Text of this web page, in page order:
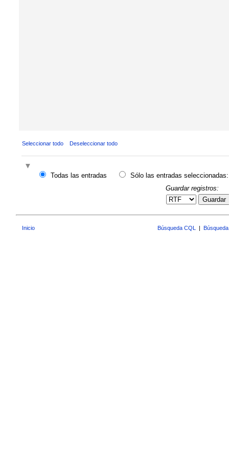
Seleccionar todo Deseleccionar todo
Todas las entradas
Sólo las entradas seleccionadas:
Guardar registros:
Guardar
Inicio Búsqueda CQL